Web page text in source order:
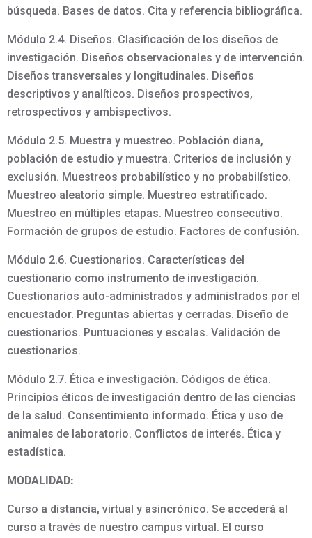
búsqueda. Bases de datos. Cita y referencia bibliográfica.
Módulo 2.4. Diseños. Clasificación de los diseños de
investigación. Diseños observacionales y de intervención.
Diseños transversales y longitudinales. Diseños
descriptivos y analíticos. Diseños prospectivos,
retrospectivos y ambispectivos.
Módulo 2.5. Muestra y muestreo. Población diana,
población de estudio y muestra. Criterios de inclusión y
exclusión. Muestreos probabilístico y no probabilístico.
Muestreo aleatorio simple. Muestreo estratificado.
Muestreo en múltiples etapas. Muestreo consecutivo.
Formación de grupos de estudio. Factores de confusión.
Módulo 2.6. Cuestionarios. Características del
cuestionario como instrumento de investigación.
Cuestionarios auto-administrados y administrados por el
encuestador. Preguntas abiertas y cerradas. Diseño de
cuestionarios. Puntuaciones y escalas. Validación de
cuestionarios.
Módulo 2.7. Ética e investigación. Códigos de ética.
Principios éticos de investigación dentro de las ciencias
de la salud. Consentimiento informado. Ética y uso de
animales de laboratorio. Conflictos de interés. Ética y
estadística.
MODALIDAD:
Curso a distancia, virtual y asincrónico. Se accederá al
curso a través de nuestro campus virtual. El curso